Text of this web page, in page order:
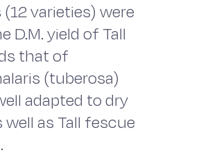
varieties) were
D.M. yield of Tall
that of
(tuberosa)
adapted to dry
as Tall fescue